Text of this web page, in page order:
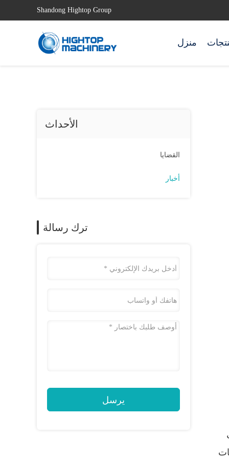
Shandong Hightop Group
منزل
الأحداث
القضايا
أخبار
ترك رسالة
يرسل